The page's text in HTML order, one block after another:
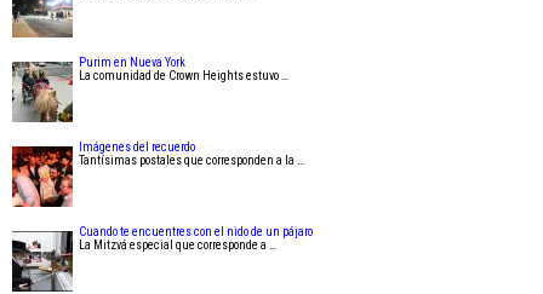
Purim en Nueva York
La comunidad de Crown Heights estuvo …
Imágenes del recuerdo
Tantísimas postales que corresponden a la …
Cuando te encuentres con el nido de un pájaro
La Mitzvá especial que corresponde a …